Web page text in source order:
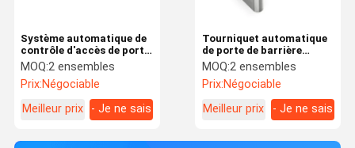
Système automatique de
contrôle d'accès de porte
de tourniquet de porte
d'oscillation de porte de
barrière
MOQ:2 ensembles
Prix:Négociable
Meilleur prix
- Je ne sais
Tourniquet automatique
de porte de barrière
d'oscillation de contrôle
d'accès à voie unique
pour l'entrée de
MOQ:2 ensembles
Prix:Négociable
Meilleur prix
- Je ne sais